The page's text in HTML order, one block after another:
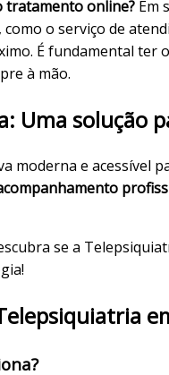
tratamento online? Em
o serviço de
É fundamental ter
à mão.
Uma solução
moderna e acessível
se a